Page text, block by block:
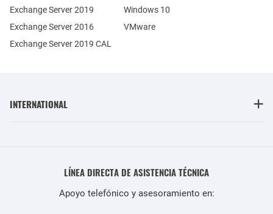
Exchange Server 2019
Exchange Server 2016
Exchange Server 2019 CAL
Windows 10
VMware
INTERNATIONAL
LÍNEA DIRECTA DE ASISTENCIA TÉCNICA
Apoyo telefónico y asesoramiento en: